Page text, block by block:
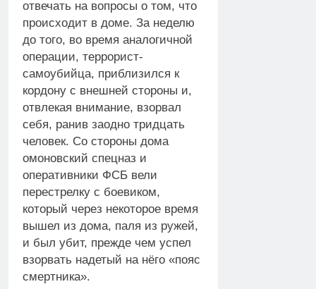
отвечать на вопросы о том, что
происходит в доме. За неделю
до того, во время аналогичной
операции, террорист-
самоубийца, приблизился к
кордону с внешней стороны и,
отвлекая внимание, взорвал
себя, ранив заодно тридцать
человек. Со стороны дома
омоновский спецназ и
оперативники ФСБ вели
перестрелку с боевиком,
который через некоторое время
вышел из дома, паля из ружей,
и был убит, прежде чем успел
взорвать надетый на нёго «пояс
смертника».